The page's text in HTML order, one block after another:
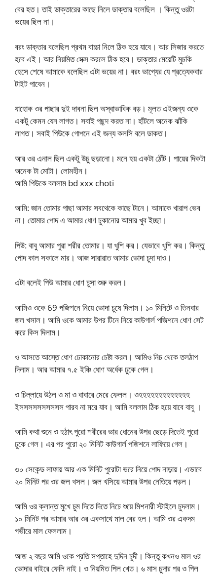
বের হত। তাই ডাক্তারের কাছে নিলে ডাক্তার বলেছিল । কিন্তু ওরটা
ভয়ের ছিল না।
বরং ডাক্তার বলেছিল প্রথম বাচ্চা নিলে ঠিক হয়ে যাবে। আর সিজার করতে
হবে এই। আর নিয়মিত সেক্স করলে ঠিক হবে। ডাক্তার মেয়েটি মুচকি
হেসে শেষে আমাকে বলেছিল এটা ভয়ের না। বরং ভাগ্যের যে প্রত্যেকবার
টাইট পাবেন।
যাহোক ওর পাছার দুই দাবনা ছিল অস্বাভাবিক বড়। মূলত এইজন্য ওকে
একটু কেমন যেন লাগত। সবাই পছন্দ করত না। হাঁটলে অনেক ঝাঁকি
লাগত। সবাই পিউকে গোপনে এই জন্য কলসি বলে ডাকত।
আর ওর এনাল ছিল একটু উচু ছড়ানো। মনে হয় একটা ঠোঁট। পায়ের দিকটা
অনেক টা মোটা। লোমহীন।
আমি পিউকে বললাম bd xxx choti
আমি: জান তোমার পাছা আমার সবথেকে কাছে টানে। আমাকে খারাপ ভেব
না। তোমার পোদ এ আমার ধোণ ঢুকানোর আমার খুব ইচ্ছা।
পিউ: বাবু আমার পুরা শরীর তোমার। যা খুশি কর। যেভাবে খুশি কর। কিন্তু
পোদ কাল সকালে মার। আজ সারারাত আমার ভোদা চুদা দাও।
এটা বলেই পিউ আমার ধোণ চুসা শুরু করল।
আমিও ওকে 69 পজিশনে নিয়ে ভোদা চুষে দিলাম। ১০ মিনিটে ও তিনবার
জল খসাল। আমি ওকে আমার উপর টিনে নিয়ে কাউগার্ল পজিশনে ধোণ সেট
করে কিস দিলাম।
ও আসতে আস্তে ধোণ ঢোকানোর চেষ্টা করল। আমিও নিচ থেকে তলঠাপ
দিলাম। আর আমার ৭.৫ ইঞ্চি ধোণ অর্ধেক ঢুকে গেল।
ও চিল্লায়ে উঠল ও মা ও বাবারে মেরে ফেলল। ওহহহহহহহহহহহহহ
ইসসসসসসসসসস পারব না মরে যাব। আমি বললাম ঠিক হয়ে যাবে বাবু ।
আমি কথা শুনে ও হঠাৎ পুরো শরীরের ভার ধোনের উপর ছেড়ে দিতেই পুরো
ঢুকে গেল। এর পর পুরো ২০ মিনিট কাউগার্ল পজিশনে লাফিয়ে গেল।
৩০ সেকেন্ড লাফায় আর এক মিনিট পুরোটা ভরে নিয়ে পোদ নাড়ায়। এভাবে
২০ মিনিট পর ওর জল খসল। জল খসিয়ে আমার উপর নেতিয়ে পড়ল।
আমি ওর ক্লান্ত মুখে চুম দিতে দিতে নিচে শুয়ে মিশনারী স্টাইলে চুদলাম।
১০ মিনিট পর আমার আর ওর একসাথে মাল বের হল। আমি ওর একদম
গভীরে মাল ফেললাম।
আজ ২ বছর আমি ওকে প্রতি সপ্তাহে দুদিন চুদী। কিন্তু কখনও মাল ওর
ভোদার বাইরে ফেলি নাই। ও নিয়মিত পিল খেত। ৬ মাস চুদার পর ও পিল